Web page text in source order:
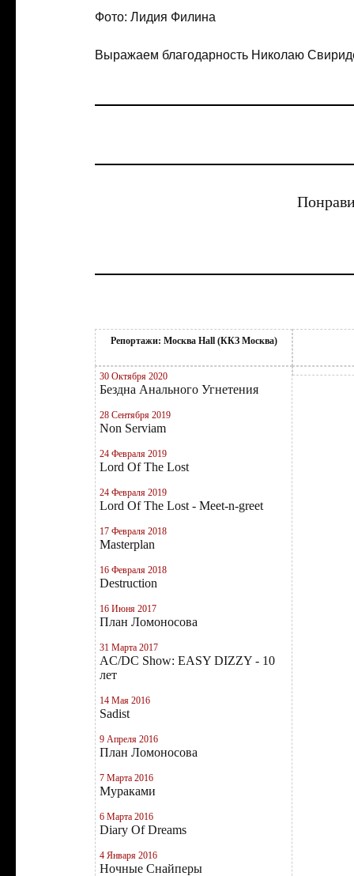
Фото: Лидия Филина
Выражаем благодарность Николаю
Репортажи: Москва Hall (ККЗ Москва)
30 Октября 2020
Бездна Анального Угнетения
28 Сентября 2019
Non Serviam
24 Февраля 2019
Lord Of The Lost
24 Февраля 2019
Lord Of The Lost - Meet-n-greet
17 Февраля 2018
Masterplan
16 Февраля 2018
Destruction
16 Июня 2017
План Ломоносова
31 Марта 2017
AC/DC Show: EASY DIZZY - 10
лет
14 Мая 2016
Sadist
9 Апреля 2016
План Ломоносова
7 Марта 2016
Мураками
6 Марта 2016
Diary Of Dreams
4 Января 2016
Ночные Снайперы